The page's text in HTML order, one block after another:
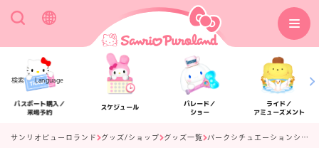
検索 Language
パスポート購入／
来場予約
スケジュール
パレード／
ショー
ライド／
アミューズメント
サンリオピューロランド グッズ/ショップ グッズ一覧 パークシチュエーションシリーズ キーホルダー(マイスウィートピアノ)